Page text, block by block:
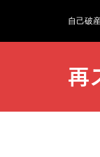
自己破
再